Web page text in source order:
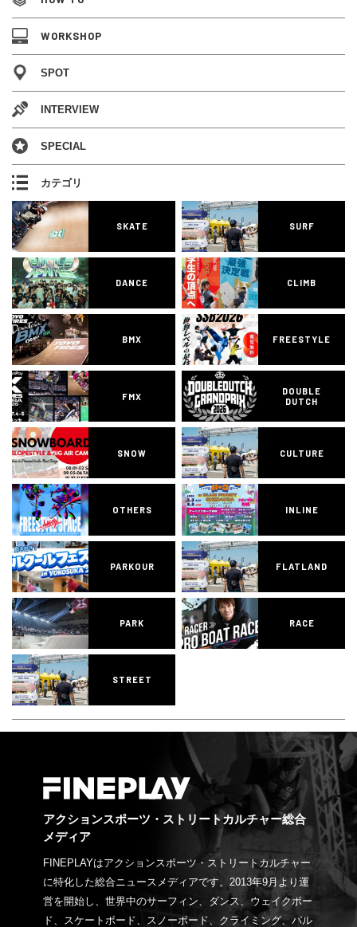
WORKSHOP
SPOT
INTERVIEW
SPECIAL
カテゴリ
SKATE SURF
DANCE CLIMB
BMX FREESTYLE
FMX
DOUBLE
DUTCH
SNOW CULTURE
OTHERS INLINE
PARKOUR FLATLAND
PARK RACE
STREET
アクションスポーツ・ストリートカルチャー総合
メディア
FINEPLAYはアクションスポーツ・ストリートカルチャー
に特化した総合ニュースメディアです。2013年9月より運
営を開始し、世界中のサーフィン、ダンス、ウェイクボー
ド、スケートボード、スノーボード、クライミング、パル